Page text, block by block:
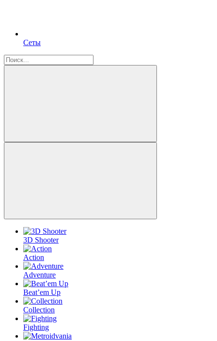
Сеты
3D Shooter
Action
Adventure
Beat’em Up
Collection
Fighting